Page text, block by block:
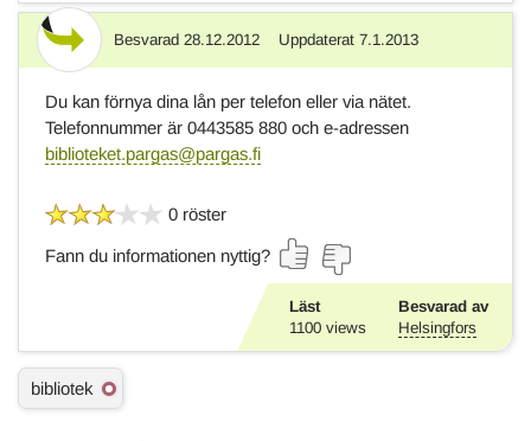
Svar Besvarad 28.12.2012 Uppdaterat 7.1.2013
Du kan förnya dina lån per telefon eller via nätet.
Telefonnummer är 0443585 880 och e-adressen
biblioteket.pargas@pargas.fi
0 röster
Fann du informationen nyttig?
Läst
1100 views
Besvarad av
Helsingfors
Ä
m
bibliotek